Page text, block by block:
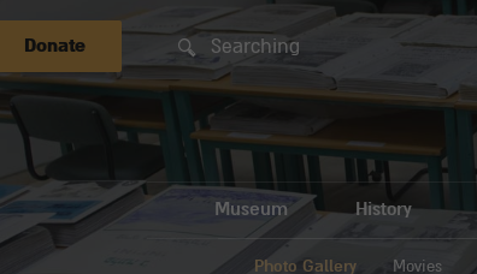
Donate Searching
Museum History
Photo Gallery Movies